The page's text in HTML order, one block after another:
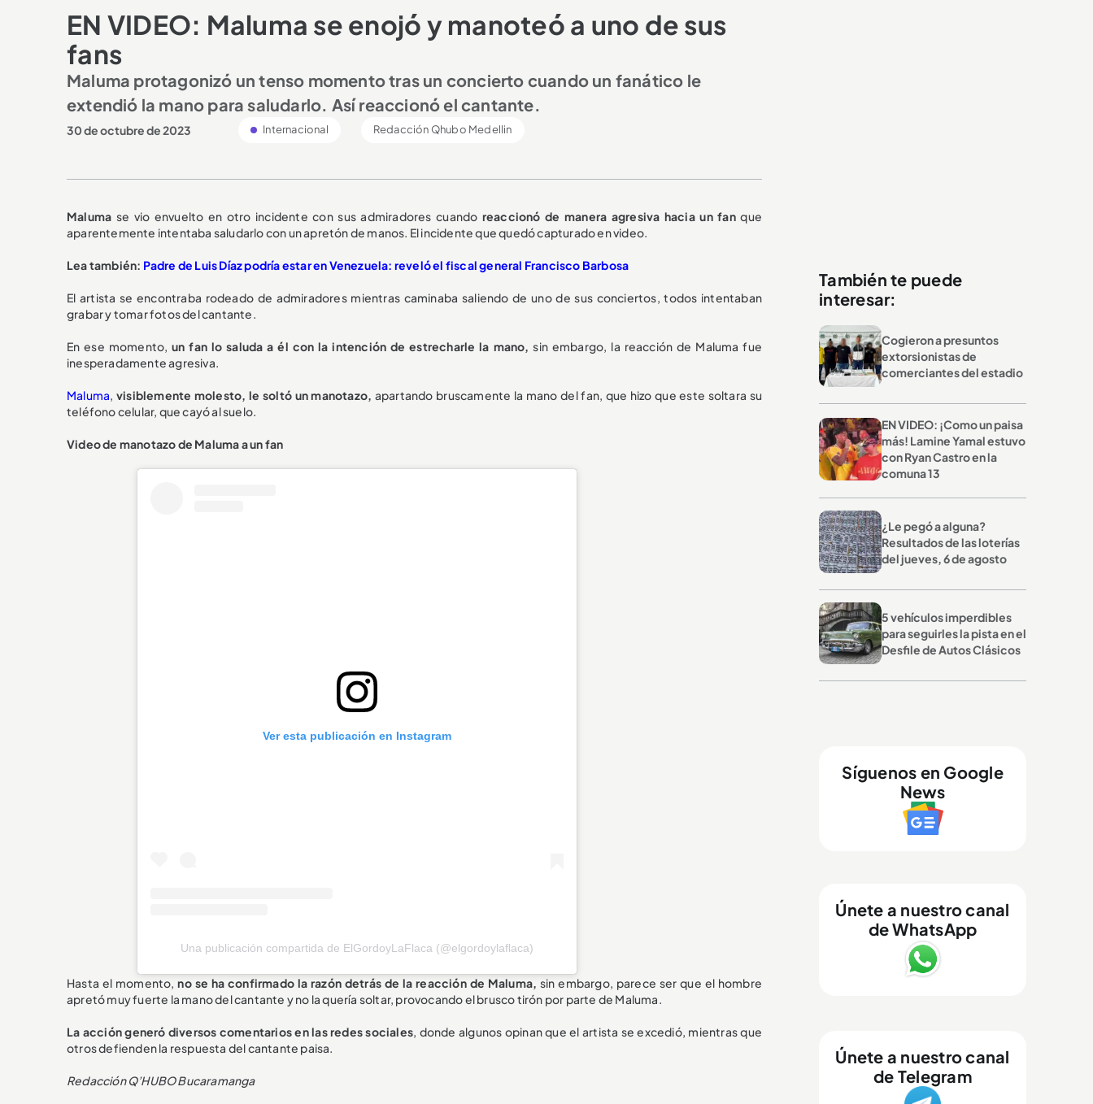
EN VIDEO: Maluma se enojó y manoteó a uno de sus
fans
Maluma protagonizó un tenso momento tras un concierto cuando un fanático le
extendió la mano para saludarlo. Así reaccionó el cantante.
30 de octubre de 2023 Internacional Redacción Qhubo Medellin
Maluma se vio envuelto en otro incidente con sus admiradores cuando reaccionó de manera agresiva hacia un fanque
aparentemente intentaba saludarlo con un apretón de manos. El incidente que quedó capturado en video.
Lea también: Padre de Luis Díaz podría estar en Venezuela: reveló el fiscal general Francisco Barbosa
El artista se encontraba rodeado de admiradores mientras caminaba saliendo de uno de sus conciertos, todos intentaban
grabar y tomar fotos del cantante.
En ese momento,un fan lo saluda a él con la intención de estrecharle la mano, sin embargo, la reacción de Maluma fue
inesperadamente agresiva.
Maluma, visiblemente molesto, le soltó un manotazo, apartando bruscamente la mano del fan, que hizo que este soltara su
teléfono celular, que cayó al suelo.
Video de manotazo de Maluma a un fan
Ver esta publicación en Instagram
Una publicación compartida de ElGordoyLaFlaca (@elgordoylaflaca)
Hasta el momento,no se ha confirmado la razón detrás de la reacción de Maluma, sin embargo, parece ser que el hombre
apretó muy fuerte la mano del cantante y no la quería soltar, provocando el brusco tirón por parte de Maluma.
La acción generó diversos comentarios en las redes sociales, donde algunos opinan que el artista se excedió, mientras que
otros defienden la respuesta del cantante paisa.
Redacción Q’HUBO Bucaramanga
También te puede
interesar:
Cogieron a presuntos
extorsionistas de
comerciantes del estadio
EN VIDEO: ¡Como un paisa
más! Lamine Yamal estuvo
con Ryan Castro en la
comuna 13
¿Le pegó a alguna?
Resultados de las loterías
del jueves, 6 de agosto
5 vehículos imperdibles
para seguirles la pista en el
Desfile de Autos Clásicos
Síguenos en Google
News
Únete a nuestro canal
de WhatsApp
Únete a nuestro canal
de Telegram